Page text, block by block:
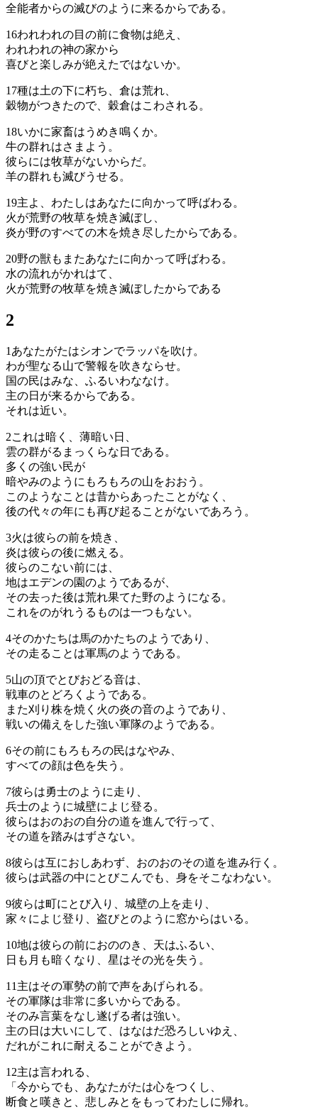
全能者からの滅びのように来るからである。
16われわれの目の前に食物は絶え、
われわれの神の家から
喜びと楽しみが絶えたではないか。
17種は土の下に朽ち、倉は荒れ、
穀物がつきたので、穀倉はこわされる。
18いかに家畜はうめき鳴くか。
牛の群れはさまよう。
彼らには牧草がないからだ。
羊の群れも滅びうせる。
19主よ、わたしはあなたに向かって呼ばわる。
火が荒野の牧草を焼き滅ぼし、
炎が野のすべての木を焼き尽したからである。
20野の獣もまたあなたに向かって呼ばわる。
水の流れがかれはて、
火が荒野の牧草を焼き滅ぼしたからである
2
1 あなたがたはシオンでラッパを吹け。
わが聖なる山で警報を吹きならせ。
国の民はみな、ふるいわななけ。
主の日が来るからである。
それは近い。
2これは暗く、薄暗い日、
雲の群がるまっくらな日である。
多くの強い民が
暗やみのようにもろもろの山をおおう。
このようなことは昔からあったことがなく、
後の代々の年にも再び起ることがないであろう。
3火は彼らの前を焼き、
炎は彼らの後に燃える。
彼らのこない前には、
地はエデンの園のようであるが、
その去った後は荒れ果てた野のようになる。
これをのがれうるものは一つもない。
4そのかたちは馬のかたちのようであり、
その走ることは軍馬のようである。
5山の頂でとびおどる音は、
戦車のとどろくようである。
また刈り株を焼く火の炎の音のようであり、
戦いの備えをした強い軍隊のようである。
6その前にもろもろの民はなやみ、
すべての顔は色を失う。
7彼らは勇士のように走り、
兵士のように城壁によじ登る。
彼らはおのおの自分の道を進んで行って、
その道を踏みはずさない。
8彼らは互におしあわず、おのおのその道を進み行く。
彼らは武器の中にとびこんでも、身をそこなわない。
9彼らは町にとび入り、城壁の上を走り、
家々によじ登り、盗びとのように窓からはいる。
10地は彼らの前におののき、天はふるい、
日も月も暗くなり、星はその光を失う。
11 主はその軍勢の前で声をあげられる。
その軍隊は非常に多いからである。
そのみ言葉をなし遂げる者は強い。
主の日は大いにして、はなはだ恐ろしいゆえ、
だれがこれに耐えることができよう。
12主は言われる、
「今からでも、あなたがたは心をつくし、
断食と嘆きと、悲しみとをもってわたしに帰れ。